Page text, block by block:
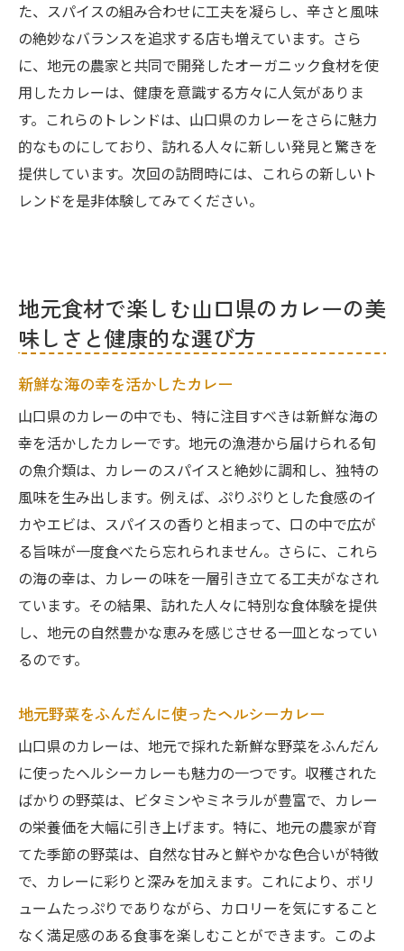
た、スパイスの組み合わせに工夫を凝らし、辛さと風味
の絶妙なバランスを追求する店も増えています。さら
に、地元の農家と共同で開発したオーガニック食材を使
用したカレーは、健康を意識する方々に人気がありま
す。これらのトレンドは、山口県のカレーをさらに魅力
的なものにしており、訪れる人々に新しい発見と驚きを
提供しています。次回の訪問時には、これらの新しいト
レンドを是非体験してみてください。
地元食材で楽しむ山口県のカレーの美
味しさと健康的な選び方
新鮮な海の幸を活かしたカレー
山口県のカレーの中でも、特に注目すべきは新鮮な海の
幸を活かしたカレーです。地元の漁港から届けられる旬
の魚介類は、カレーのスパイスと絶妙に調和し、独特の
風味を生み出します。例えば、ぷりぷりとした食感のイ
カやエビは、スパイスの香りと相まって、口の中で広が
る旨味が一度食べたら忘れられません。さらに、これら
の海の幸は、カレーの味を一層引き立てる工夫がなされ
ています。その結果、訪れた人々に特別な食体験を提供
し、地元の自然豊かな恵みを感じさせる一皿となってい
るのです。
地元野菜をふんだんに使ったヘルシーカレー
山口県のカレーは、地元で採れた新鮮な野菜をふんだん
に使ったヘルシーカレーも魅力の一つです。収穫された
ばかりの野菜は、ビタミンやミネラルが豊富で、カレー
の栄養価を大幅に引き上げます。特に、地元の農家が育
てた季節の野菜は、自然な甘みと鮮やかな色合いが特徴
で、カレーに彩りと深みを加えます。これにより、ボリ
ュームたっぷりでありながら、カロリーを気にすること
なく満足感のある食事を楽しむことができます。このよ